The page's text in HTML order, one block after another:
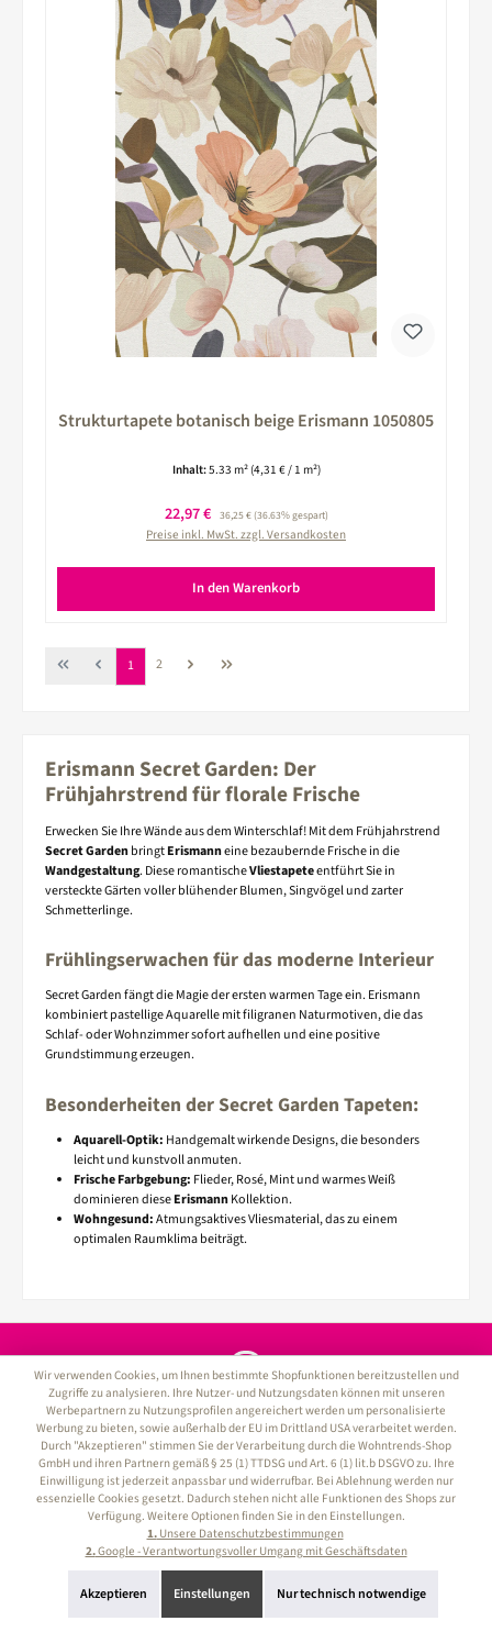
Strukturtapete botanisch beige Erismann 1050805
Inhalt:5.33 m² (4,31 € / 1 m²)
Verkaufspreis:
22,97 € Regulärer Preis:
36,25 €(36.63% gespart)
Preise inkl. MwSt. zzgl. Versandkosten
In den Warenkorb
Seite
1 Seite
2
Erismann Secret Garden: Der
Frühjahrstrend für florale Frische
Erwecken Sie Ihre Wände aus dem Winterschlaf! Mit dem Frühjahrstrend
Secret GardenbringtErismanneine bezaubernde Frische in die
Wandgestaltung. Diese romantischeVliestapeteentführt Sie in
versteckte Gärten voller blühender Blumen, Singvögel und zarter
Schmetterlinge.
Frühlingserwachen für das moderne Interieur
Secret Garden fängt die Magie der ersten warmen Tage ein. Erismann
kombiniert pastellige Aquarelle mit filigranen Naturmotiven, die das
Schlaf- oder Wohnzimmer sofort aufhellen und eine positive
Grundstimmung erzeugen.
Besonderheiten der Secret Garden Tapeten:
Aquarell-Optik: Handgemalt wirkende Designs, die besonders
leicht und kunstvoll anmuten.
Frische Farbgebung: Flieder, Rosé, Mint und warmes Weiß
dominieren dieseErismannKollektion.
Wohngesund:Atmungsaktives Vliesmaterial, das zu einem
optimalen Raumklima beiträgt.
Kundenservice: 0621 - 52 98 06 70
Kundenservice
Informationen
Service-Hotline
Sicher Einkaufen
Wir verwenden Cookies, um Ihnen bestimmte Shopfunktionen bereitzustellen und
Zugriffe zu analysieren. Ihre Nutzer- und Nutzungsdaten können mit unseren
Werbepartnern zu Nutzungsprofilen angereichert werden um personalisierte
Werbung zu bieten, sowie außerhalb der EU im Drittland USA verarbeitet werden.
Durch "Akzeptieren" stimmen Sie der Verarbeitung durch die Wohntrends-Shop
GmbH und ihren Partnern gemäß § 25 (1) TTDSG und Art. 6 (1) lit.b DSGVO zu. Ihre
Einwilligung ist jederzeit anpassbar und widerrufbar. Bei Ablehnung werden nur
essenzielle Cookies gesetzt. Dadurch stehen nicht alle Funktionen des Shops zur
Verfügung. Weitere Optionen finden Sie in den Einstellungen.
1.Unsere Datenschutzbestimmungen
2.Google - Verantwortungsvoller Umgang mit Geschäftsdaten
Akzeptieren Einstellungen Nur technisch notwendige